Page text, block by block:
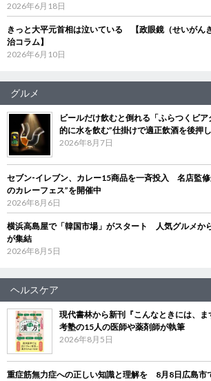
2026年6月18日
きっと大平元首相は泣いている 【政眼鏡（せいがん
治コラム】
2026年6月10日
グルメ
ビールだけ飲むと倒れる「ふらつくビ
的に水を飲む”仕掛けで適正飲酒を後押し
2026年8月7日
セブン‐イレブン、カレー15商品を一斉投入 名店監
のカレーフェス”を開催中
2026年8月6日
横浜高島屋で「韓国市場」がスタート 人気グルメか
が集結
2026年8月5日
ヘルスケア
現代書林から新刊『こんなときには、
考塾の15人の医師や薬剤師が執筆
2026年8月5日
重症筋無力症への正しい知識と理解を 8月8日広島市